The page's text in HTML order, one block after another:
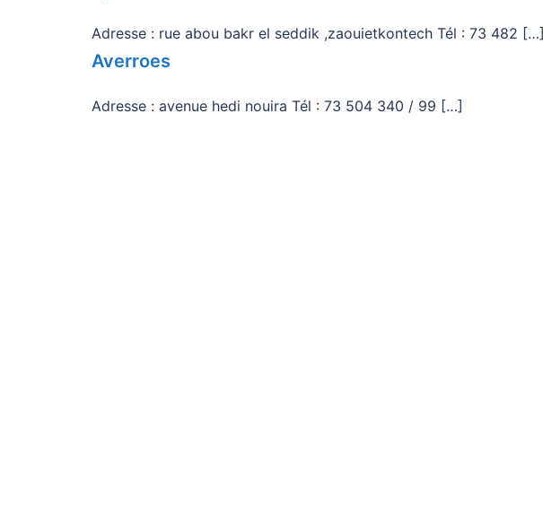
Adresse : rue abou bakr el seddik ,zaouietkontech Tél : 73 482 […]
Averroes
Adresse : avenue hedi nouira Tél : 73 504 340 / 99 […]